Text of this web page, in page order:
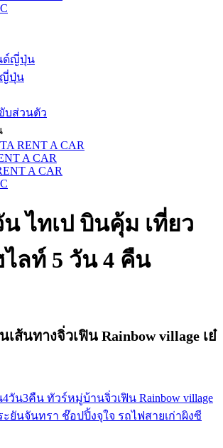
ด์ญี่ปุ่น
ญี่ปุ่น
บส่วนตัว
RENT A CAR
A CAR
A CAR
ไทเป บินคุ้ม เที่ยว
ลท์ 5 วัน 4 คืน
เส้นทางจิ่วเฟิน Rainbow village เย๋